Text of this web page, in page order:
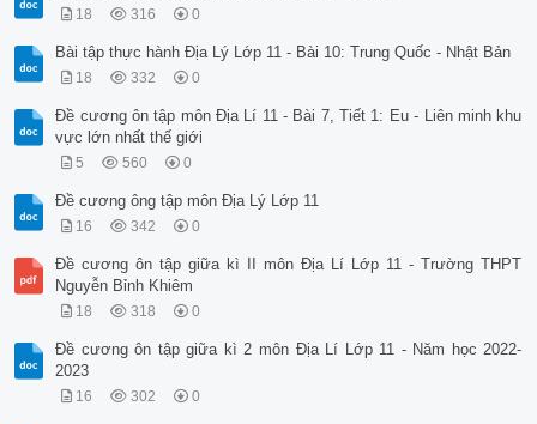
18 316 0
Bài tập thực hành Địa Lý Lớp 11 - Bài 10: Trung Quốc - Nhật Bản
18 332 0
Đề cương ôn tập môn Địa Lí 11 - Bài 7, Tiết 1: Eu - Liên minh khu
vực lớn nhất thế giới
5 560 0
Đề cương ông tập môn Địa Lý Lớp 11
16 342 0
Đề cương ôn tập giữa kì II môn Địa Lí Lớp 11 - Trường THPT
Nguyễn Bỉnh Khiêm
18 318 0
Đề cương ôn tập giữa kì 2 môn Địa Lí Lớp 11 - Năm học 2022-
2023
16 302 0